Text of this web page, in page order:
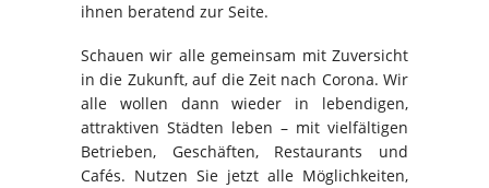
ihnen beratend zur Seite.
Schauen wir alle gemeinsam mit Zuversicht
in die Zukunft, auf die Zeit nach Corona. Wir
alle wollen dann wieder in lebendigen,
attraktiven Städten leben – mit vielfältigen
Betrieben, Geschäften, Restaurants und
Cafés. Nutzen Sie jetzt alle Möglichkeiten,